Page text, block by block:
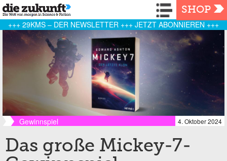
Navigation
SHOP
+++ 29KMS – DER NEWSLETTER +++ JETZT ABONNIEREN +++
Gewinnspiel 4. Oktober 2024
Das große Mickey-7-